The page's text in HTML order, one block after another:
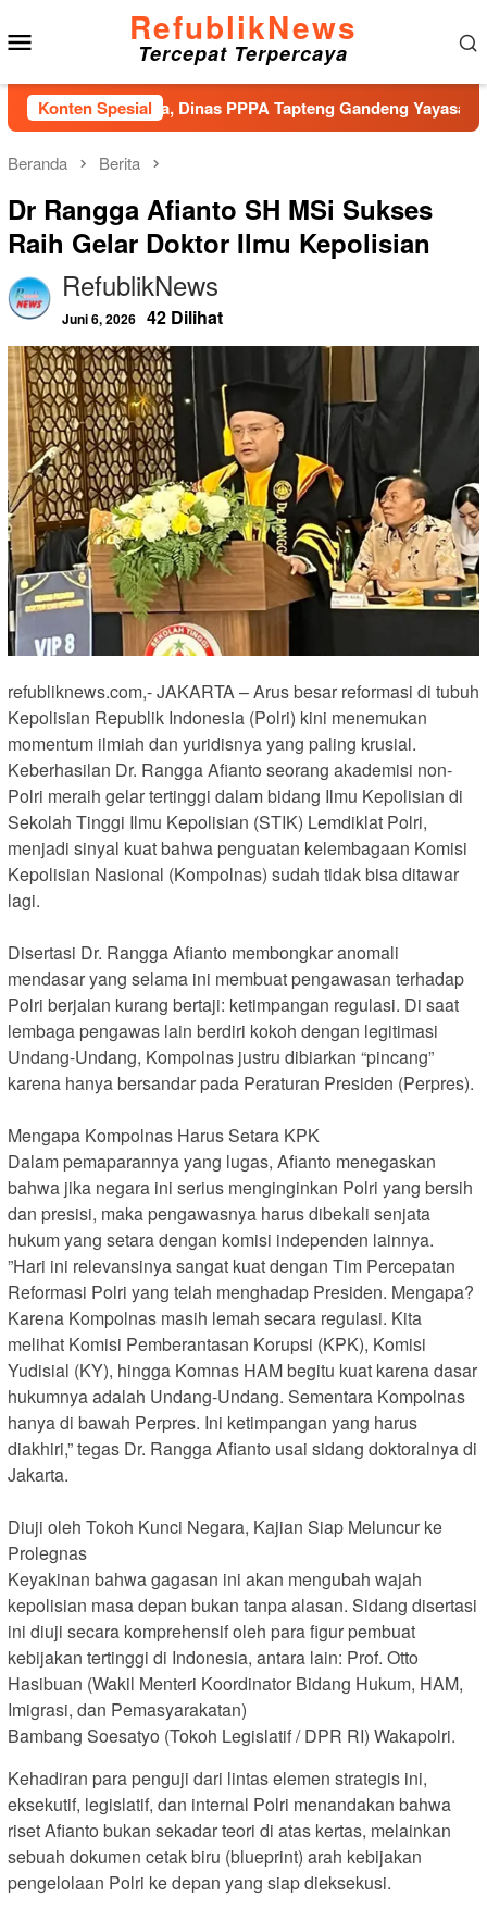
ke
konten
RefublikNews
Tercepat Terpercaya
Konten Spesial
Dinas PPPA Tapteng Gandeng Yayasan Pusaka
Beranda Berita
Dr Rangga Afianto SH MSi Sukses
Raih Gelar Doktor Ilmu Kepolisian
RefublikNews
Juni 6, 2026 42 Dilihat
refubliknews.com,- ​JAKARTA – Arus besar reformasi di tubuh
Kepolisian Republik Indonesia (Polri) kini menemukan
momentum ilmiah dan yuridisnya yang paling krusial.
Keberhasilan Dr. Rangga Afianto seorang akademisi non-
Polri meraih gelar tertinggi dalam bidang Ilmu Kepolisian di
Sekolah Tinggi Ilmu Kepolisian (STIK) Lemdiklat Polri,
menjadi sinyal kuat bahwa penguatan kelembagaan Komisi
Kepolisian Nasional (Kompolnas) sudah tidak bisa ditawar
lagi.
Disertasi Dr. Rangga Afianto membongkar anomali
mendasar yang selama ini membuat pengawasan terhadap
Polri berjalan kurang bertaji: ketimpangan regulasi. Di saat
lembaga pengawas lain berdiri kokoh dengan legitimasi
Undang-Undang, Kompolnas justru dibiarkan “pincang”
karena hanya bersandar pada Peraturan Presiden (Perpres).
Mengapa Kompolnas Harus Setara KPK
​Dalam pemaparannya yang lugas, Afianto menegaskan
bahwa jika negara ini serius menginginkan Polri yang bersih
dan presisi, maka pengawasnya harus dibekali senjata
hukum yang setara dengan komisi independen lainnya.
​”Hari ini relevansinya sangat kuat dengan Tim Percepatan
Reformasi Polri yang telah menghadap Presiden. Mengapa?
Karena Kompolnas masih lemah secara regulasi. Kita
melihat Komisi Pemberantasan Korupsi (KPK), Komisi
Yudisial (KY), hingga Komnas HAM begitu kuat karena dasar
hukumnya adalah Undang-Undang. Sementara Kompolnas
hanya di bawah Perpres. Ini ketimpangan yang harus
diakhiri,” tegas Dr. Rangga Afianto usai sidang doktoralnya di
Jakarta.
Diuji oleh Tokoh Kunci Negara, Kajian Siap Meluncur ke
Prolegnas
​Keyakinan bahwa gagasan ini akan mengubah wajah
kepolisian masa depan bukan tanpa alasan. Sidang disertasi
ini diuji secara komprehensif oleh para figur pembuat
kebijakan tertinggi di Indonesia, antara lain: Prof. Otto
Hasibuan (Wakil Menteri Koordinator Bidang Hukum, HAM,
Imigrasi, dan Pemasyarakatan)
​Bambang Soesatyo (Tokoh Legislatif / DPR RI) Wakapolri.
Kehadiran para penguji dari lintas elemen strategis ini,
eksekutif, legislatif, dan internal Polri menandakan bahwa
riset Afianto bukan sekadar teori di atas kertas, melainkan
sebuah dokumen cetak biru (blueprint) arah kebijakan
pengelolaan Polri ke depan yang siap dieksekusi.